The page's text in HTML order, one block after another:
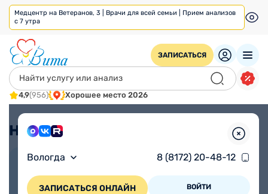
Медцентр на Ветеранов, 3 | Врачи для всей семьи | Прием анализов
с 7 утра
ЗАПИСАТЬСЯ
4,9(956) Хорошее место 2026
Вологда 8 (8172) 20-48-12
ЗАПИСАТЬСЯ ОНЛАЙН ВОЙТИ
Наши акции Все акции
Дни женского здоровья. Прием
гинеколога + УЗИ по акции